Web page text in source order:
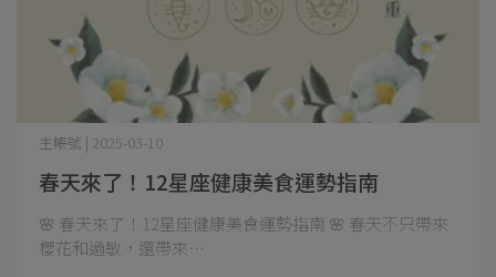
春天來了！12星座健康美食運勢指南
主帳號 | 2025-03-10
🌸 春天來了！12星座健康美食運勢指南 🌸 春天不只帶來
櫻花和過敏，還帶來⋯